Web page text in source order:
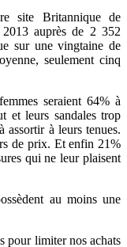
site Britannique de
auprès de 2 352
sur une vingtaine de
seulement cinq
seraient 64% à
et leurs sandales trop
assortir à leurs tenues.
de prix. Et enfin 21%
qui ne leur plaisent
au moins une
pour limiter nos achats